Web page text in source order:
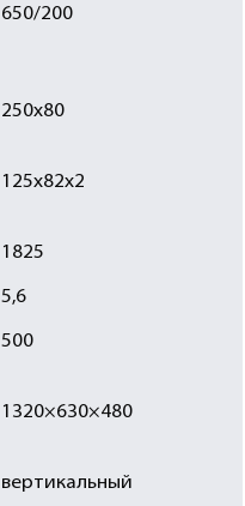
650/200
250х80
125х82х2
1825
5,6
500
1320×630×480
вертикальный